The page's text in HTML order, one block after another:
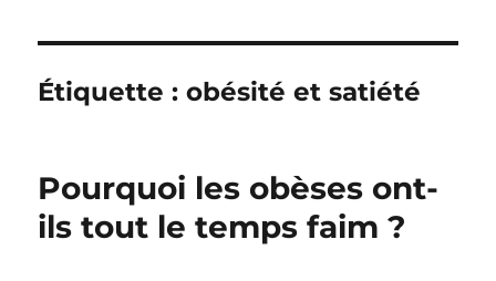
Étiquette : obésité et satiété
Pourquoi les obèses ont-
ils tout le temps faim ?